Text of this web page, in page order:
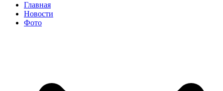
Главная
Новости
Фото